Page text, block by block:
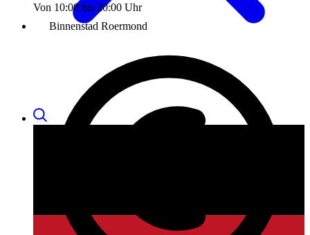
Von 10:00 bis 20:00 Uhr
Binnenstad Roermond